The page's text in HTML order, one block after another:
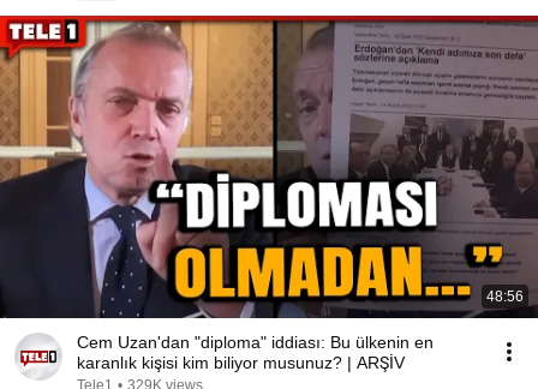
48:56
Cem Uzan'dan "diploma" iddiası: Bu ülkenin en
karanlık kişisi kim biliyor musunuz? | ARŞİV
Tele1 • 329K views